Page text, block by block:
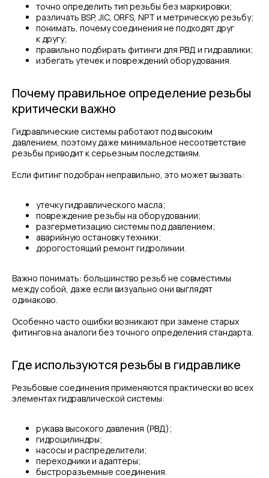
точно определить тип резьбы без маркировки;
различать BSP, JIC, ORFS, NPT и метрическую резьбу;
понимать, почему соединения не подходят друг
к другу;
правильно подбирать фитинги для РВД и гидравлики;
избегать утечек и повреждений оборудования.
Почему правильное определение резьбы
критически важно
Гидравлические системы работают под высоким
давлением, поэтому даже минимальное несоответствие
резьбы приводит к серьезным последствиям.
Если фитинг подобран неправильно, это может вызвать:
утечку гидравлического масла;
повреждение резьбы на оборудовании;
разгерметизацию системы под давлением;
аварийную остановку техники;
дорогостоящий ремонт гидролинии.
Важно понимать: большинство резьб не совместимы
между собой, даже если визуально они выглядят
одинаково.
Особенно часто ошибки возникают при замене старых
фитингов на аналоги без точного определения стандарта.
Где используются резьбы в гидравлике
Резьбовые соединения применяются практически во всех
элементах гидравлической системы:
рукава высокого давления (РВД);
гидроцилиндры;
насосы и распределители;
переходники и адаптеры;
быстроразъемные соединения.